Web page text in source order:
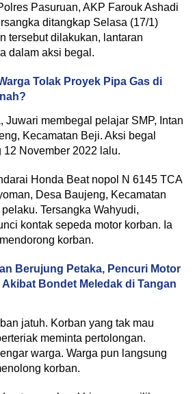
Pasuruan, AKP Farouk Ashadi
ditangkap Selasa (17/1)
tersebut dilakukan, lantaran
dalam aksi begal.
Tolak Proyek Pipa Gas di
Juwari membegal pelajar SMP, Intan
Kecamatan Beji. Aksi begal
November 2022 lalu.
Honda Beat nopol N 6145 TCA
Desa Baujeng, Kecamatan
Tersangka Wahyudi,
kontak sepeda motor korban. Ia
korban.
Berujung Petaka, Pencuri Motor
Bondet Meledak di Tangan
jatuh. Korban yang tak mau
meminta pertolongan.
warga. Warga pun langsung
korban.